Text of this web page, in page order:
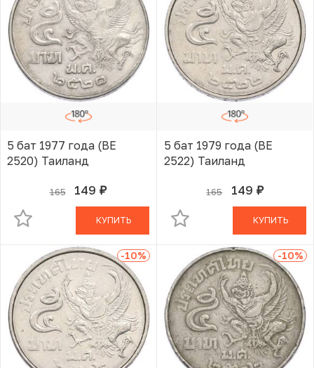
5 бат 1977 года (BE
2520) Таиланд
165 149 руб.
В КОРЗИНЕ
КУПИТЬ
5 бат 1979 года (BE
2522) Таиланд
165 149 руб.
В КОРЗИНЕ
КУПИТЬ
-10% -10%